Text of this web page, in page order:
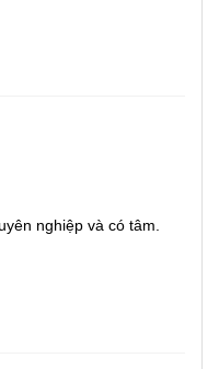
nghiệp và có tâm.